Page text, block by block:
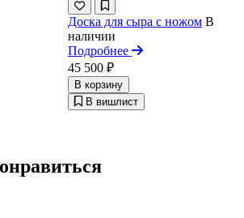
Доска для сыра с ножом В
наличии
Подробнее
45 500 ₽
В корзину
В вишлист